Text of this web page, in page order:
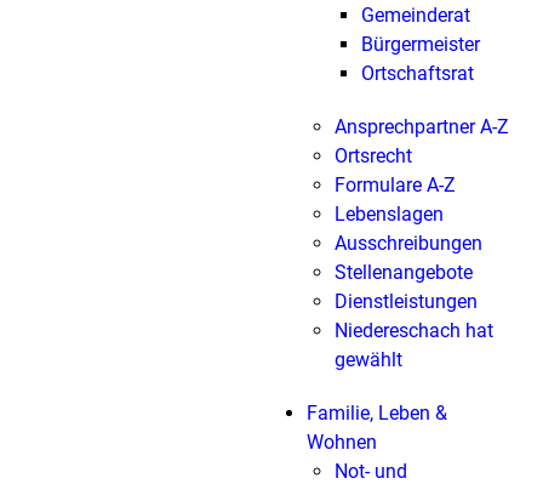
Gemeinderat
Bürgermeister
Ortschaftsrat
Ansprechpartner A-Z
Ortsrecht
Formulare A-Z
Lebenslagen
Ausschreibungen
Stellenangebote
Dienstleistungen
Niedereschach hat
gewählt
Familie, Leben &
Wohnen
Not- und